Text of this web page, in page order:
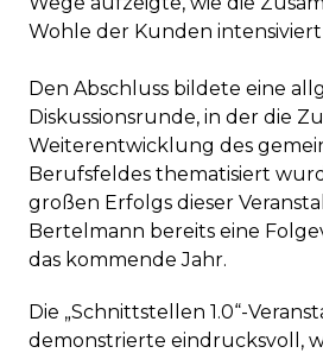
Wohle der Kunden
Den Abschluss bildete eine
Diskussionsrunde, in der die
Weiterentwicklung des
Berufsfeldes thematisiert
großen Erfolgs dieser
Bertelmann bereits eine
das kommende Jahr.
Die „Schnittstellen 1.0“-
demonstrierte eindrucksvoll,